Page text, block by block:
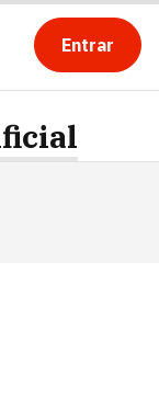
Entrar